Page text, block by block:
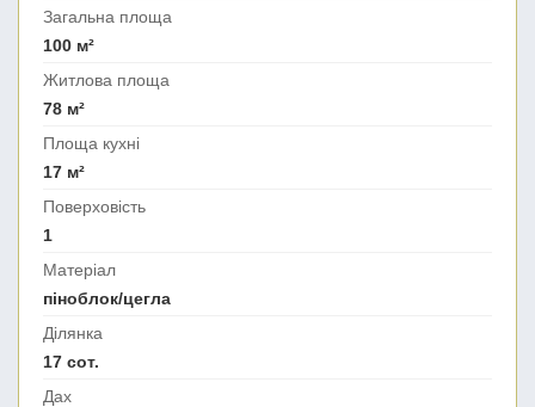
Загальна площа
100 м²
Житлова площа
78 м²
Площа кухні
17 м²
Поверховість
1
Матеріал
піноблок/цегла
Ділянка
17 сот.
Дах